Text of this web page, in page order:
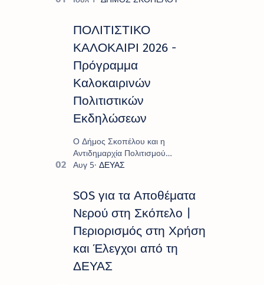
ΠΟΛΙΤΙΣΤΙΚΟ
ΚΑΛΟΚΑΙΡΙ 2026 -
Πρόγραμμα
Καλοκαιρινών
Πολιτιστικών
Εκδηλώσεων
Ο Δήμος Σκοπέλου και η
Αντιδημαρχία Πολιτισμού
παρουσιάζουν το πρόγραμμα «
πρόγραμμα εκδ…
SOS για τα Αποθέματα
Νερού στη Σκόπελο |
Περιορισμός στη Χρήση
και Έλεγχοι από τη
ΔΕΥΑΣ